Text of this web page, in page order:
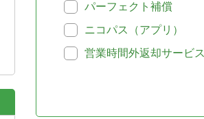
パーフェクト補償
ニコパス（アプリ）
営業時間外返却サービス